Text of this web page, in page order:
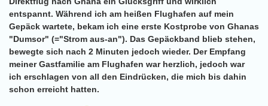
entspannt. Während ich am heißen Flughafen auf mein
Gepäck wartete, bekam ich eine erste Kostprobe von Ghanas
"Dumsor" (="Strom aus-an"). Das Gepäckband blieb stehen,
bewegte sich nach 2 Minuten jedoch wieder. Der Empfang
meiner Gastfamilie am Flughafen war herzlich, jedoch war
ich erschlagen von all den Eindrücken, die mich bis dahin
schon erreicht hatten.